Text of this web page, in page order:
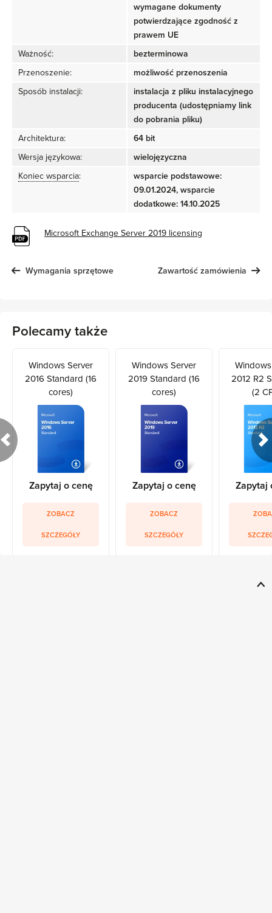
wymagane dokumenty
potwierdzające zgodność z
prawem UE
Ważność:
bezterminowa
Przenoszenie:
możliwość przenoszenia
Sposób instalacji:
instalacja z pliku instalacyjnego
producenta (udostępniamy link
do pobrania pliku)
Architektura:
64 bit
Wersja językowa:
wielojęzyczna
Koniec wsparcia:
wsparcie podstawowe:
09.01.2024, wsparcie
dodatkowe: 14.10.2025
Microsoft Exchange Server 2019 licensing
Wymagania sprzętowe Zawartość zamówienia
Polecamy także
Windows Server
2016 Standard (16
cores)
Zapytaj o cenę
ZOBACZ
SZCZEGÓŁY
Windows Server
2019 Standard (16
cores)
Zapytaj o cenę
ZOBACZ
SZCZEGÓŁY
2012 R2
(2
Zapytaj